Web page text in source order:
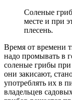
Соленые
месте и при
плесень.
Время от времени
надо промывать в
соленые грибы при
они закисают,
употреблять их в
владельцев